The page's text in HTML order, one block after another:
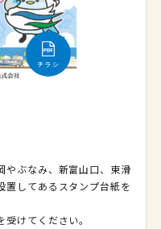
チラシ
やぶなみ、新富山口、東滑
置してあるスタンプ台紙を
けてください。